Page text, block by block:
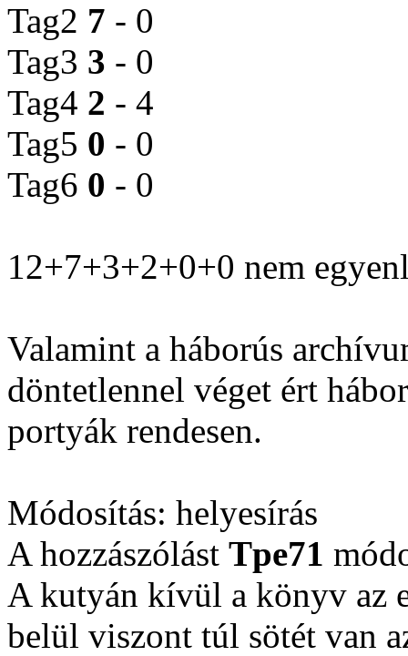
Tag2 7 - 0
Tag3 3 - 0
Tag4 2 - 4
Tag5 0 - 0
Tag6 0 - 0
12+7+3+2+0+0 nem
Valamint a háborús
döntetlennel véget ért
portyák rendesen.
Módosítás: helyesírás
A hozzászólást Tpe71
A kutyán kívül a könyv az
belül viszont túl sötét van